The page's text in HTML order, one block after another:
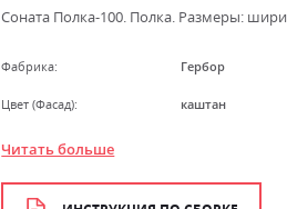
Соната Полка-100. Полка. Размеры:
Фабрика: Гербор
Цвет (Фасад): каштан
Цвет (Корпус):
Цвет материала каштан
Читать больше